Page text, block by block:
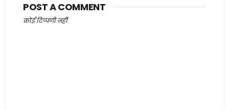
POST A COMMENT
कोई टिप्पणी नहीं